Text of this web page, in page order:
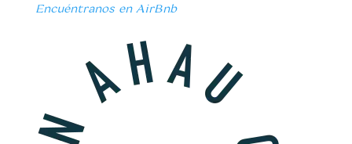
Encuéntranos en AirBnb